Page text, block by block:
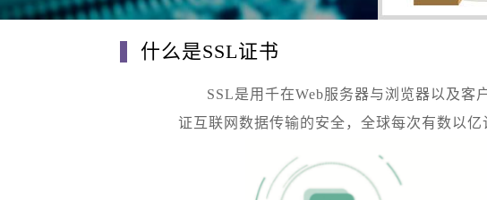
什么是SSL证书
SSL是用千在Web服务器与浏览器以及
证互联网数据传输的安全，全球每次有数以